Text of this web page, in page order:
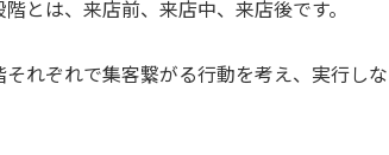
とは、来店前、来店中、来店後です。
それぞれで集客繋がる行動を考え、実行しな